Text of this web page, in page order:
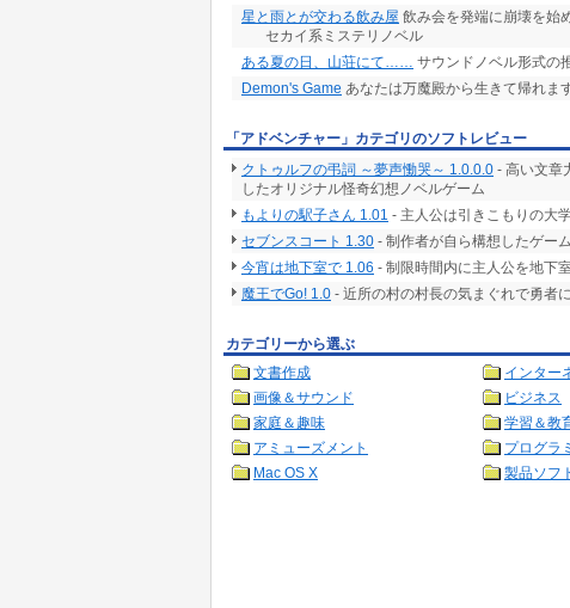
星と雨とが交わる飲み屋 飲み会を発端に崩壊を始
セカイ系ミステリノベル
ある夏の日、山荘にて……
サウンドノベル形式の
Demon's Game あなたは万魔殿から生きて帰れま
「アドベンチャー」カテゴリのソフトレビュー
クトゥルフの弔詞 ～夢声慟哭～ 1.0.0.0 - 高い文章
したオリジナル怪奇幻想ノベルゲーム
もよりの駅子さん 1.01 - 主人公は引きこもりの大
セブンスコート 1.30 - 制作者が自ら構想したゲー
今宵は地下室で 1.06 - 制限時間内に主人公を地下
魔王でGo! 1.0 - 近所の村の村長の気まぐれで勇者
カテゴリーから選ぶ
文書作成
インター
画像＆サウンド
ビジネス
家庭＆趣味
学習＆教
アミューズメント
プログラ
Mac OS X
製品ソフ